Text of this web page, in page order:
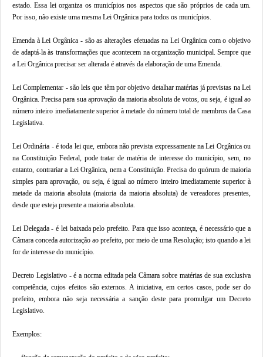
estado. Essa lei organiza os municípios nos aspectos que são próprios de cada um.
Por isso, não existe uma mesma Lei Orgânica para todos os municípios.
Emenda à Lei Orgânica - são as alterações efetuadas na Lei Orgânica com o objetivo
de adaptá-la às transformações que acontecem na organização municipal. Sempre que
a Lei Orgânica precisar ser alterada é através da elaboração de uma Emenda.
Lei Complementar - são leis que têm por objetivo detalhar matérias já previstas na Lei
Orgânica. Precisa para sua aprovação da maioria absoluta de votos, ou seja, é igual ao
número inteiro imediatamente superior à metade do número total de membros da Casa
Legislativa.
Lei Ordinária - é toda lei que, embora não prevista expressamente na Lei Orgânica ou
na Constituição Federal, pode tratar de matéria de interesse do município, sem, no
entanto, contrariar a Lei Orgânica, nem a Constituição. Precisa do quórum de maioria
simples para aprovação, ou seja, é igual ao número inteiro imediatamente superior à
metade da maioria absoluta (maioria da maioria absoluta) de vereadores presentes,
desde que esteja presente a maioria absoluta.
Lei Delegada - é lei baixada pelo prefeito. Para que isso aconteça, é necessário que a
Câmara conceda autorização ao prefeito, por meio de uma Resolução; isto quando a lei
for de interesse do município.
Decreto Legislativo - é a norma editada pela Câmara sobre matérias de sua exclusiva
competência, cujos efeitos são externos. A iniciativa, em certos casos, pode ser do
prefeito, embora não seja necessária a sanção deste para promulgar um Decreto
Legislativo.
Exemplos: